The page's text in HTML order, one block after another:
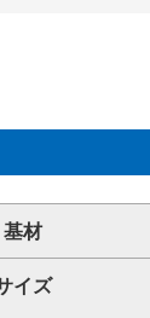
基材
イズ